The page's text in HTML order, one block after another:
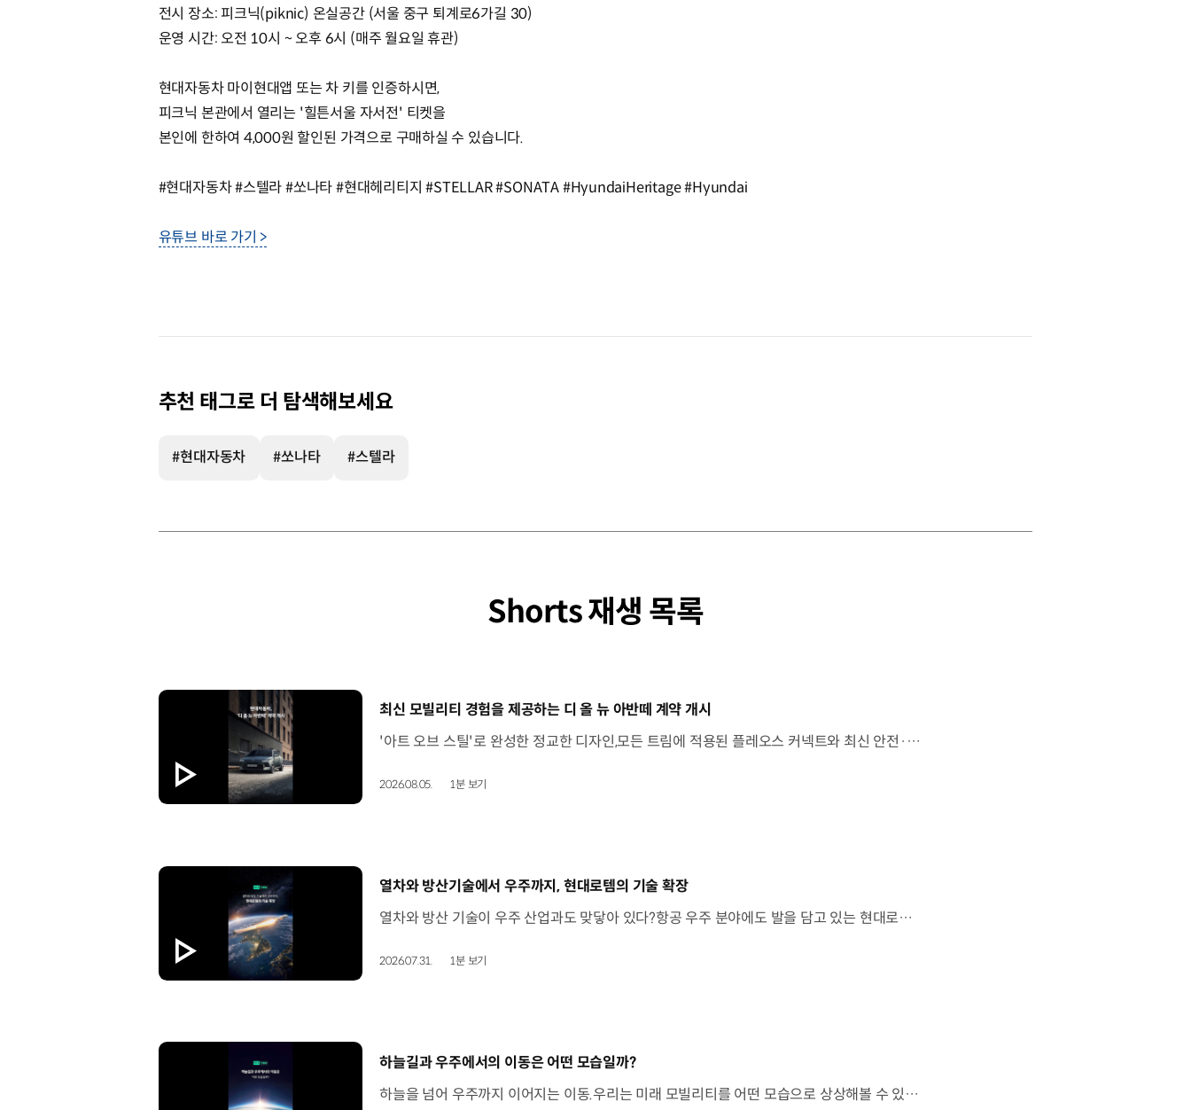
전시 장소: 피크닉(piknic) 온실공간 (서울 중구 퇴계로6가길 30)
운영 시간: 오전 10시 ~ 오후 6시 (매주 월요일 휴관)
현대자동차 마이현대앱 또는 차 키를 인증하시면,
피크닉 본관에서 열리는 '힐튼서울 자서전' 티켓을
본인에 한하여 4,000원 할인된 가격으로 구매하실 수 있습니다.
#현대자동차 #스텔라 #쏘나타 #현대헤리티지 #STELLAR #SONATA #HyundaiHeritage #Hyundai
유튜브 바로 가기 >
추천 태그로 더 탐색해보세요
#현대자동차 #쏘나타 #스텔라
Shorts 재생 목록
[동영상]
최신 모빌리티 경험을 제공하는 디 올 뉴 아반떼 계약 개시
'아트 오브 스틸'로 완성한 정교한 디자인,모든 트림에 적용된 플레오스 커넥트와 최신 안전·편의 사양까지. 차급 이상의 가치를 담은디 올 뉴 아반떼가 계약을 시작했습니다. #현대자동차 #디올뉴아반떼 #아반떼 #플레오스커넥트 #GleoAI #준중형세단 #세단
2026.08.05. 1분 보기
[동영상]
열차와 방산기술에서 우주까지, 현대로템의 기술 확장
열차와 방산 기술이 우주 산업과도 맞닿아 있다?항공 우주 분야에도 발을 담고 있는 현대로템 현대진행형 팟캐스트 EP.20에서 확인하세요.📻 #현대자동차그룹 #현대진행형 #모빌리티팟캐스트 #현대로템 #하늘길 #스카이모빌리티 #우주 #우주항공 #자율주행 #모빌리티
2026.07.31. 1분 보기
[동영상]
하늘길과 우주에서의 이동은 어떤 모습일까?
하늘을 넘어 우주까지 이어지는 이동.우리는 미래 모빌리티를 어떤 모습으로 상상해볼 수 있을까요? 현대진행형 팟캐스트 EP.20에서 확인하세요.📻 #현대자동차그룹 #현대진행형 #모빌리티팟캐스트 #하늘길 #스카이모빌리티 #우주 #우주항공 #자율주행 #모빌리티